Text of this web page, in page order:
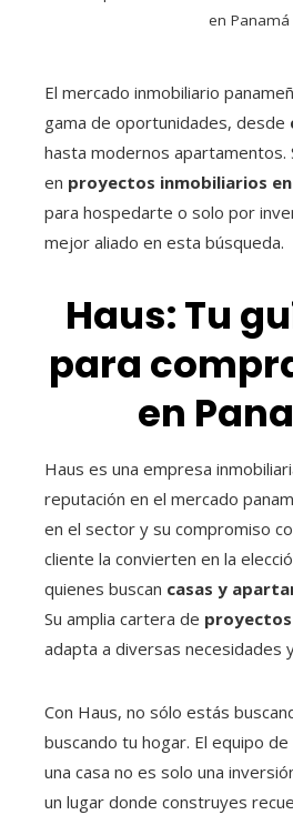
en Panamá
El mercado inmobiliario
gama de oportunidades, desde
hasta modernos apartamentos.
en proyectos inmobiliarios en
para hospedarte o solo por
mejor aliado en esta búsqueda.
Haus: Tu
para
en
Haus es una empresa
reputación en el mercado
en el sector y su compromiso
cliente la convierten en la
quienes buscan casas y
Su amplia cartera de
adapta a diversas necesidades
Con Haus, no sólo estás
buscando tu hogar. El equipo
una casa no es solo una
un lugar donde construyes